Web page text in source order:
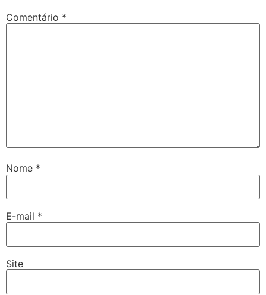
Comentário *
Nome *
E-mail *
Site